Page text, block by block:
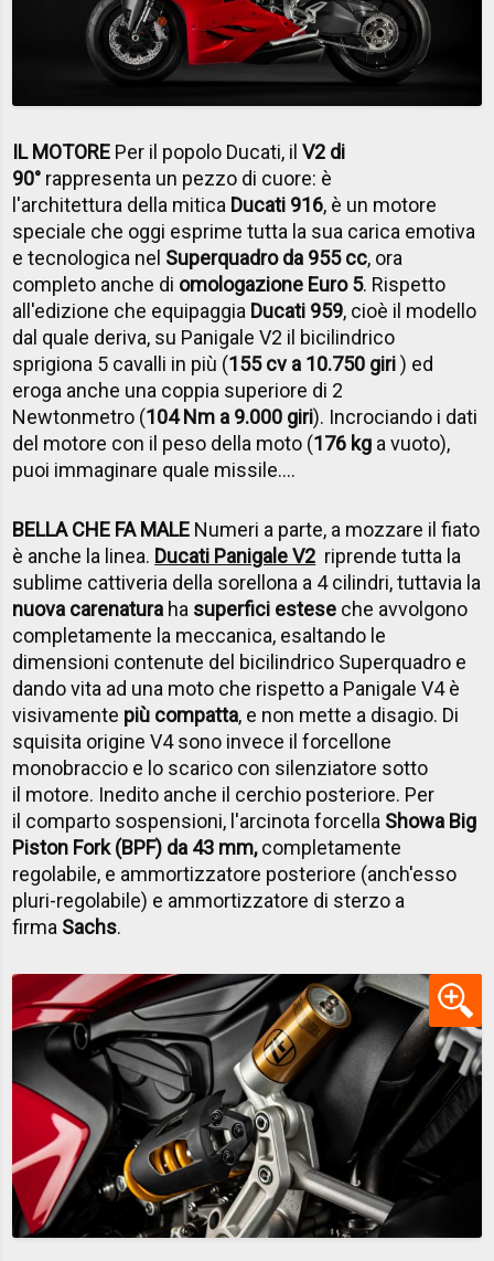
IL MOTORE Per il popolo Ducati, ilV2 di
90° rappresenta un pezzo di cuore: è
l'architettura della mitica Ducati 916, è un motore
speciale che oggi esprime tutta la sua carica emotiva
e tecnologica nel Superquadro da 955 cc, ora
completo anche di omologazione Euro 5. Rispetto
all'edizione che equipaggia Ducati 959, cioè il modello
dal quale deriva, su Panigale V2 il bicilindrico
sprigiona 5 cavalli in più (155 cv a 10.750 giri) ed
eroga anche una coppia superiore di 2
Newtonmetro (104 Nm a 9.000 giri). Incrociando i dati
del motore con il peso della moto (176 kg a vuoto),
puoi immaginare quale missile....
BELLA CHE FA MALE Numeri a parte, a mozzare il fiato
è anche la linea. Ducati Panigale V2 riprende tutta la
sublime cattiveria della sorellona a 4 cilindri, tuttavia la
nuova carenatura ha superfici estese che avvolgono
completamente la meccanica, esaltando le
dimensioni contenute del bicilindrico Superquadro e
dando vita ad una moto che rispetto a Panigale V4 è
visivamente più compatta, e non mette a disagio. Di
squisita origine V4 sono invece il forcellone
monobraccio e lo scarico con silenziatore sotto
il motore. Inedito anche il cerchio posteriore. Per
il comparto sospensioni, l'arcinota forcella Showa Big
Piston Fork (BPF) da 43 mm,completamente
regolabile, e ammortizzatore posteriore (anch'esso
pluri-regolabile) e ammortizzatore di sterzo a
firma Sachs.